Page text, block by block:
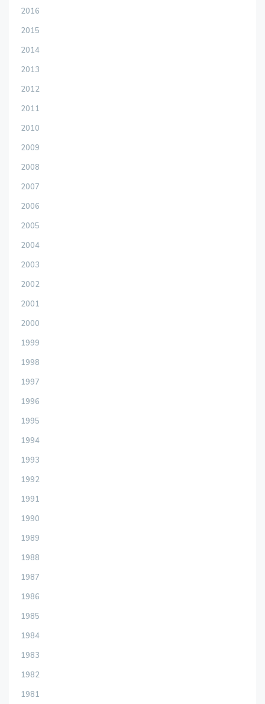
2016
2015
2014
2013
2012
2011
2010
2009
2008
2007
2006
2005
2004
2003
2002
2001
2000
1999
1998
1997
1996
1995
1994
1993
1992
1991
1990
1989
1988
1987
1986
1985
1984
1983
1982
1981